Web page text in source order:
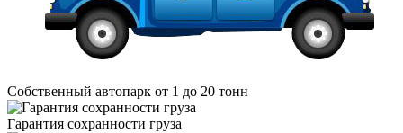
Собственный автопарк от 1 до 20 тонн
Гарантия сохранности груза